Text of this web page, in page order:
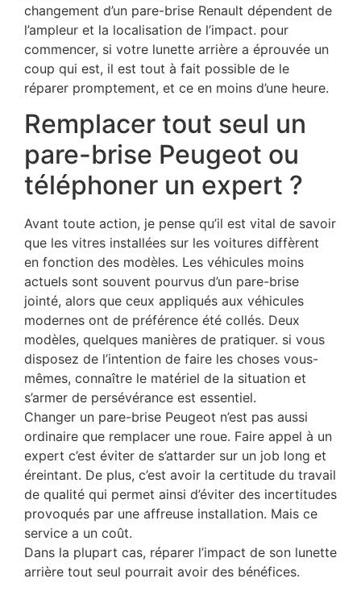
changement d’un pare-brise Renault dépendent de
l’ampleur et la localisation de l’impact. pour
commencer, si votre lunette arrière a éprouvée un
coup qui est, il est tout à fait possible de le
réparer promptement, et ce en moins d’une heure.
Remplacer tout seul un
pare-brise Peugeot ou
téléphoner un expert ?
Avant toute action, je pense qu’il est vital de savoir
que les vitres installées sur les voitures diffèrent
en fonction des modèles. Les véhicules moins
actuels sont souvent pourvus d’un pare-brise
jointé, alors que ceux appliqués aux véhicules
modernes ont de préférence été collés. Deux
modèles, quelques manières de pratiquer. si vous
disposez de l’intention de faire les choses vous-
mêmes, connaître le matériel de la situation et
s’armer de persévérance est essentiel.
Changer un pare-brise Peugeot n’est pas aussi
ordinaire que remplacer une roue. Faire appel à un
expert c’est éviter de s’attarder sur un job long et
éreintant. De plus, c’est avoir la certitude du travail
de qualité qui permet ainsi d’éviter des incertitudes
provoqués par une affreuse installation. Mais ce
service a un coût.
Dans la plupart cas, réparer l’impact de son lunette
arrière tout seul pourrait avoir des bénéfices.